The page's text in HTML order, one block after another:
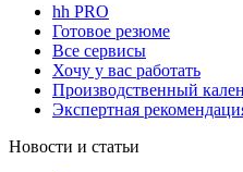
hh PRO
Готовое резюме
Все сервисы
Хочу у вас работать
Производственный
Экспертная
Новости и статьи